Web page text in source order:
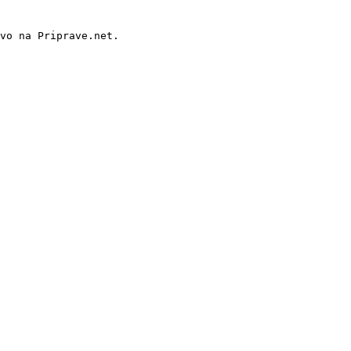
na Priprave.net.